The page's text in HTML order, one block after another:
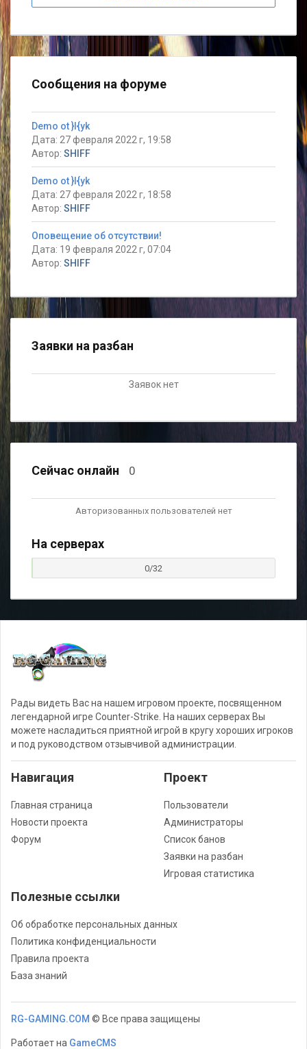
Сообщения на форуме
Demo ot }I{yk
Дата: 27 февраля 2022 г, 19:58
Автор: SHIFF
Demo ot }I{yk
Дата: 27 февраля 2022 г, 18:58
Автор: SHIFF
Оповещение об отсутствии!
Дата: 19 февраля 2022 г, 07:04
Автор: SHIFF
Заявки на разбан
Заявок нет
Сейчас онлайн 0
Авторизованных пользователей нет
На серверах
0/32
Рады видеть Вас на нашем игровом проекте, посвященном
легендарной игре Counter-Strike. На наших серверах Вы
можете насладиться приятной игрой в кругу хороших игроков
и под руководством отзывчивой администрации.
Навигация
Главная страница
Новости проекта
Форум
Проект
Пользователи
Администраторы
Список банов
Заявки на разбан
Игровая статистика
Полезные ссылки
Об обработке персональных данных
Политика конфиденциальности
Правила проекта
База знаний
RG-GAMING.COM © Все права защищены
Работает на GameCMS